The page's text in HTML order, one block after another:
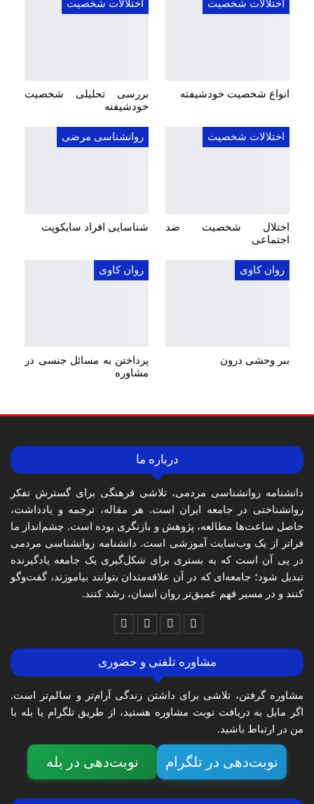
اختلالات شخصیت
انواع شخصیت خودشیفته
اختلالات شخصیت
بررسی تحلیلی شخصیت
خودشیفته
اختلالات شخصیت
اختلال شخصیت ضد
اجتماعی
روانشناسی مرضی
شناسایی افراد سایکوپت
روان کاوی
ببر وحشی درون
روان کاوی
پرداختن به مسائل جنسی در
مشاوره
درباره ما
دانشنامه روانشناسی مردمی، تلاشی فرهنگی برای گسترش تفکر
روانشناختی در جامعه ایران است. هر مقاله، ترجمه و یادداشت،
حاصل ساعت‌ها مطالعه، پژوهش و بازنگری بوده است. چشم‌انداز ما
فراتر از یک وب‌سایت آموزشی است. دانشنامه روانشناسی مردمی
در پی آن است که به بستری برای شکل‌گیری یک جامعه یادگیرنده
تبدیل شود؛ جامعه‌ای که در آن علاقه‌مندان بتوانند بیاموزند، گفت‌وگو
کنند و در مسیر فهم عمیق‌تر روان انسان، رشد کنند.
مشاوره تلفنی و حضوری
مشاوره گرفتن، تلاشی برای داشتن زندگی آرام‌تر و سالم‌تر است.
اگر مایل به دریافت نوبت مشاوره هستید، از طریق تلگرام یا بله با
من در ارتباط باشید.
نوبت‌دهی در تلگرام نوبت‌دهی در بله